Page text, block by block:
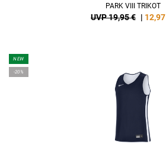
PARK VIII TRIKOT
UVP 19,95 € | 12,97
NEW
-20%